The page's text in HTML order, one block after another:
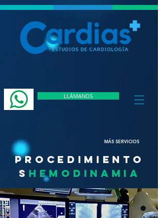
LLÁMANOS
MÁS SERVICIOS
PROCEDIMIENTO
S HEMODINAMIA